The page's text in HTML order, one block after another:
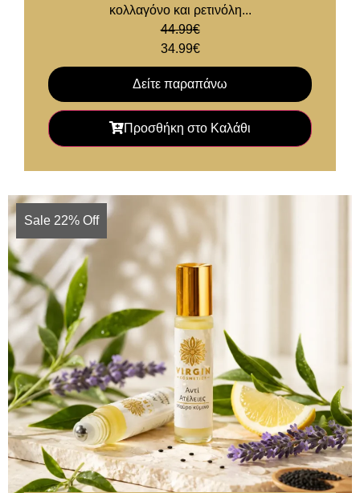
κολλαγόνο και ρετινόλη...
44.99€
34.99€
Δείτε παραπάνω
Προσθήκη στο Καλάθι
Sale 22% Off